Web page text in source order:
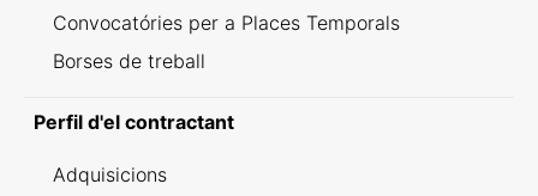
Convocatóries per a Places Temporals
Borses de treball
Perfil d'el contractant
Adquisicions